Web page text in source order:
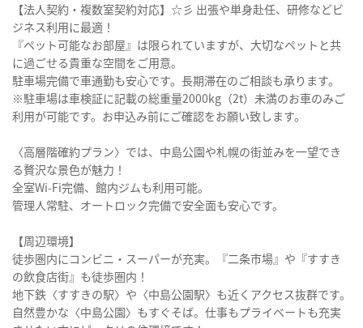
【法人契約・複数室契約対応】☆彡 出張や単身赴任、研修などビ
ジネス利用に最適！
『ペット可能なお部屋』は限られていますが、大切なペットと共
に過ごせる貴重な空間をご用意。
駐車場完備で車通勤も安心です。長期滞在のご相談も承ります。
※駐車場は車検証に記載の総重量2000kg（2t）未満のお車のみご
利用が可能です。お申込み前にご確認をお願い致します。
〈高層階確約プラン〉では、中島公園や札幌の街並みを一望でき
る贅沢な景色が魅力！
全室Wi-Fi完備、館内ジムも利用可能。
管理人常駐、オートロック完備で安全面も安心です。
【周辺環境】
徒歩圏内にコンビニ・スーパーが充実。『二条市場』や『すすき
の飲食店街』も徒歩圏内！
地下鉄〈すすきの駅〉や〈中島公園駅〉も近くアクセス抜群です。
自然豊かな〈中島公園〉もすぐそば。仕事もプライベートも充実